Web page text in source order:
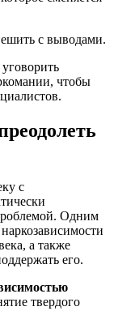
с выводами.
чтобы
с
Одним
а также
его.
твердого